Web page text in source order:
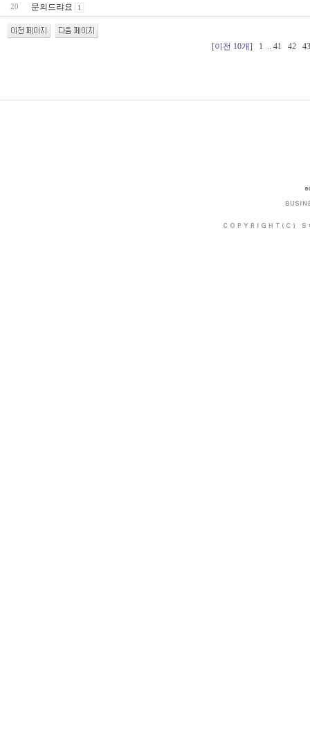
20 문의드랴요 1
[이전 10개] 1 .. 41 42